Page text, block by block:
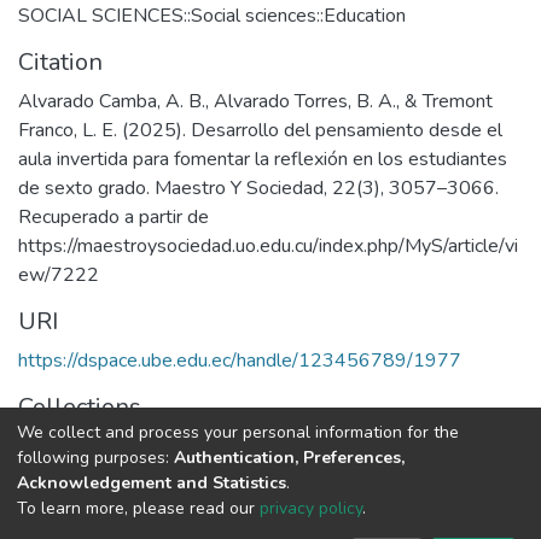
SOCIAL SCIENCES::Social sciences::Education
Citation
Alvarado Camba, A. B., Alvarado Torres, B. A., & Tremont
Franco, L. E. (2025). Desarrollo del pensamiento desde el
aula invertida para fomentar la reflexión en los estudiantes
de sexto grado. Maestro Y Sociedad, 22(3), 3057–3066.
Recuperado a partir de
https://maestroysociedad.uo.edu.cu/index.php/MyS/article/vi
ew/7222
URI
https://dspace.ube.edu.ec/handle/123456789/1977
Collections
Artículos Científicos
Full item page
We collect and process your personal information for the
following purposes: Authentication, Preferences,
Acknowledgement and Statistics.
To learn more, please read our privacy policy.